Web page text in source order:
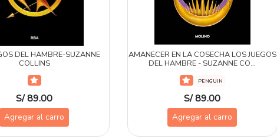
DEL HAMBRE-SUZANNE
COLLINS
S/ 89.00
Agregar al carro
AMANECER EN LA COSECHA LOS JUEGOS
DEL HAMBRE - SUZANNE CO...
PENGUIN
S/ 89.00
Agregar al carro